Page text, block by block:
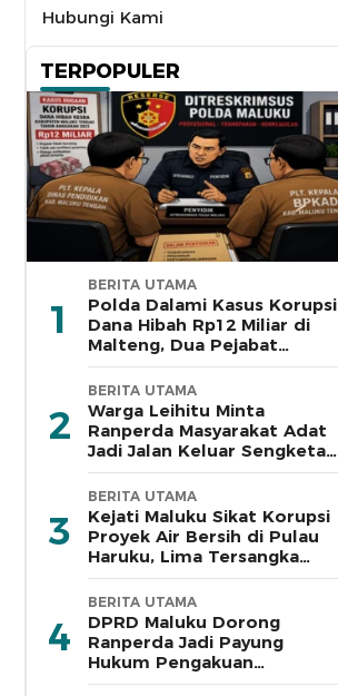
Hubungi Kami
TERPOPULER
1
BERITA UTAMA
Polda Dalami Kasus Korupsi
Dana Hibah Rp12 Miliar di
Malteng, Dua Pejabat
Pemkab Diperiksa
2
BERITA UTAMA
Warga Leihitu Minta
Ranperda Masyarakat Adat
Jadi Jalan Keluar Sengketa
Enam Dusun Tanjung Sial
3
BERITA UTAMA
Kejati Maluku Sikat Korupsi
Proyek Air Bersih di Pulau
Haruku, Lima Tersangka
Ditahan
4
BERITA UTAMA
DPRD Maluku Dorong
Ranperda Jadi Payung
Hukum Pengakuan
Masyarakat Adat